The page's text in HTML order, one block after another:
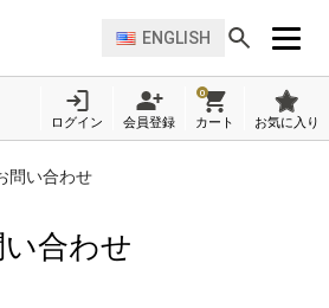
ENGLISH
ログイン 会員登録
0
カート お気に入り
問い合わせ
合わせ